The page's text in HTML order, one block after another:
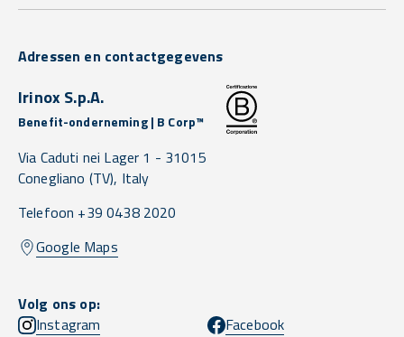
Adressen en contactgegevens
Irinox S.p.A.
Benefit-onderneming | B Corp™
Via Caduti nei Lager 1 - 31015
Conegliano (TV), Italy
Telefoon +39 0438 2020
Google Maps
Volg ons op:
Instagram
Facebook